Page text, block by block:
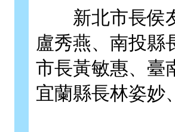
新北市長侯友
盧秀燕、南投縣
市長黃敏惠、臺
宜蘭縣長林姿妙